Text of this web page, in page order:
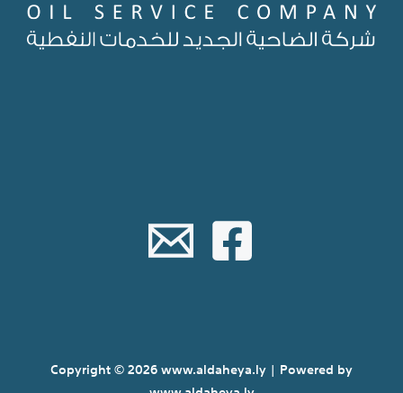
Copyright © 2026 www.aldaheya.ly | Powered by